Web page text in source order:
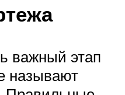
важный этап
называют